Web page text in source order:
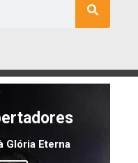
Glória Eterna